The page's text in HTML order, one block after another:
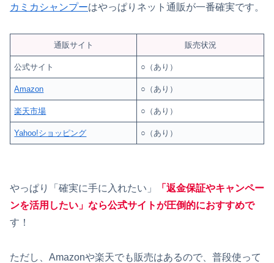
カミカシャンプーはやっぱりネット通販が一番確実です。
通販サイト 販売状況
公式サイト ○（あり）
Amazon ○（あり）
楽天市場 ○（あり）
Yahoo!ショッピング ○（あり）
やっぱり「確実に手に入れたい」
「返金保証やキャンペー
ンを活用したい」なら公式サイトが圧倒的におすすめで
す！
ただし、Amazonや楽天でも販売はあるので、普段使って